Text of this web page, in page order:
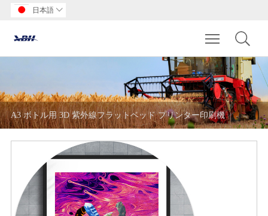
日本語 
Toggle
A3 ボトル用 3D 紫外線フラットベッド プリンター印刷機